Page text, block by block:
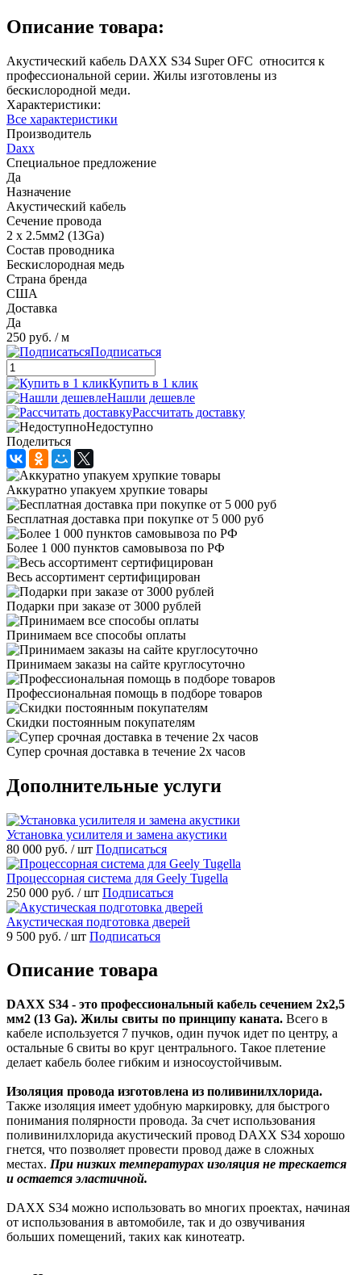
Описание товара:
Акустический кабель DAXX S34 Super OFC относится к
профессиональной серии. Жилы изготовлены из
бескислородной меди.
Характеристики:
Все характеристики
Производитель
Daxx
Специальное предложение
Да
Назначение
Акустический кабель
Сечение провода
2 x 2.5мм2 (13Ga)
Состав проводника
Бескислородная медь
Страна бренда
США
Доставка
Да
250 руб. / м
Подписаться
Купить в 1 клик
Нашли дешевле
Рассчитать доставку
Недоступно
Поделиться
Аккуратно упакуем хрупкие товары
Бесплатная доставка при покупке от 5 000 руб
Более 1 000 пунктов самовывоза по РФ
Весь ассортимент сертифицирован
Подарки при заказе от 3000 рублей
Принимаем все способы оплаты
Принимаем заказы на сайте круглосуточно
Профессиональная помощь в подборе товаров
Скидки постоянным покупателям
Супер срочная доставка в течение 2х часов
Дополнительные услуги
Установка усилителя и замена акустики
80 000 руб. / шт Подписаться
Процессорная система для Geely Tugella
250 000 руб. / шт Подписаться
Акустическая подготовка дверей
9 500 руб. / шт Подписаться
Описание товара
DAXX S34 - это профессиональный кабель сечением 2х2,5
мм2 (13 Ga). Жилы свиты по принципу каната. Всего в
кабеле используется 7 пучков, один пучок идет по центру, а
остальные 6 свиты во круг центрального. Такое плетение
делает кабель более гибким и износоустойчивым.
Изоляция провода изготовлена из поливинилхлорида.
Также изоляция имеет удобную маркировку, для быстрого
понимания полярности провода. За счет использования
поливинилхлорида акустический провод DAXX S34 хорошо
гнется, что позволяет провести провод даже в сложных
местах. При низких температурах изоляция не трескается
и остается эластичной.
DAXX S34 можно использовать во многих проектах, начиная
от использования в автомобиле, так и до озвучивания
больших помещений, таких как кинотеатр.